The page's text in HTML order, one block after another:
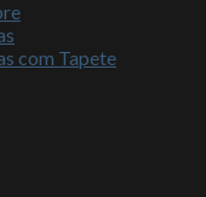
com Tapete